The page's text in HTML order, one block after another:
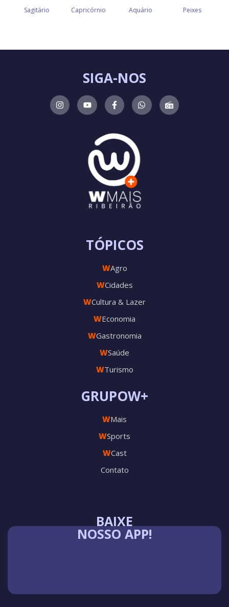
BAIXE
NOSSO APP!
GRUPOW+
WMais
WSports
WCast
Contato
TÓPICOS
WAgro
WCidades
WCultura & Lazer
WEconomia
WGastronomia
WSaúde
WTurismo
SIGA-NOS